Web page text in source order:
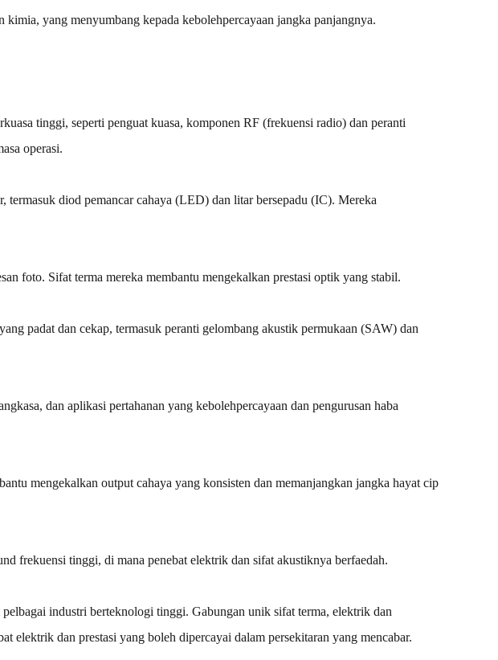
yang menyumbang kepada kebolehpercayaan jangka panjangnya.
tinggi, seperti penguat kuasa, komponen RF (frekuensi radio) dan peranti
operasi.
diod pemancar cahaya (LED) dan litar bersepadu (IC). Mereka
foto. Sifat terma mereka membantu mengekalkan prestasi optik yang stabil.
padat dan cekap, termasuk peranti gelombang akustik permukaan (SAW) dan
dan aplikasi pertahanan yang kebolehpercayaan dan pengurusan haba
mengekalkan output cahaya yang konsisten dan memanjangkan jangka hayat cip
frekuensi tinggi, di mana penebat elektrik dan sifat akustiknya berfaedah.
industri berteknologi tinggi. Gabungan unik sifat terma, elektrik dan
elektrik dan prestasi yang boleh dipercayai dalam persekitaran yang mencabar.